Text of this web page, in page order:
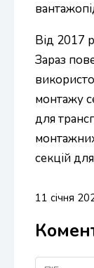
Від 2017
Зараз
монтажу
для
секцій
11 січня